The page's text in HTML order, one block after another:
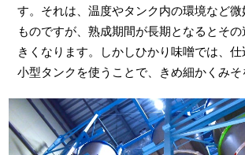
す。それは、温度やタンク内の環境など微
ものですが、熟成期間が長期となるとそ
きくなります。しかしひかり味噌では、
小型タンクを使うことで、きめ細かくみそ